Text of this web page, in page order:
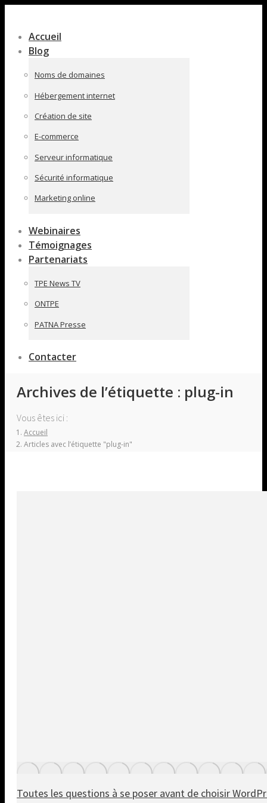
pleine
largeur
Accueil
Blog
Noms de domaines
Hébergement internet
Création de site
E-commerce
Serveur informatique
Sécurité informatique
Marketing online
Webinaires
Témoignages
Partenariats
TPE News TV
ONTPE
PATNA Presse
Contacter
Archives de l’étiquette : plug-in
Vous êtes ici :
Accueil
Articles avec l’étiquette "plug-in"
Toutes les questions à se poser avant de choisir